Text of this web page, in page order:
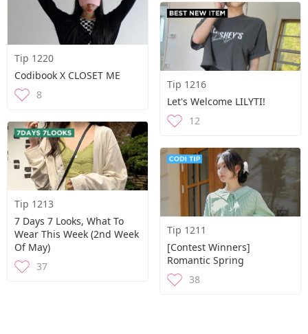
Tip 1220
Codibook X CLOSET ME
8
Tip 1216
Let's Welcome LILYTI!
12
Tip 1213
7 Days 7 Looks, What To
Wear This Week (2nd Week
Of May)
37
Tip 1211
[Contest Winners]
Romantic Spring
38